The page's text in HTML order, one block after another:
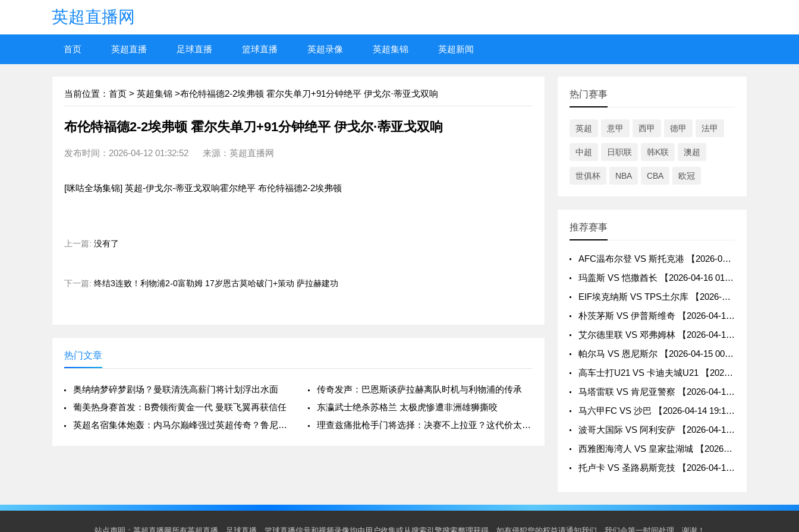
英超直播网
首页 英超直播 足球直播 篮球直播 英超录像 英超集锦 英超新闻
当前位置： 首页 > 英超集锦 >布伦特福德2-2埃弗顿 霍尔失单刀+91分钟绝平 伊戈尔·蒂亚戈双响
布伦特福德2-2埃弗顿 霍尔失单刀+91分钟绝平 伊戈尔·蒂亚戈双响
发布时间：2026-04-12 01:32:52 来源：英超直播网
[咪咕全场集锦] 英超-伊戈尔-蒂亚戈双响霍尔绝平 布伦特福德2-2埃弗顿
上一篇: 没有了
下一篇: 终结3连败！利物浦2-0富勒姆 17岁恩古莫哈破门+策动 萨拉赫建功
热门文章
奥纳纳梦碎梦剧场？曼联清洗高薪门将计划浮出水面
传奇发声：巴恩斯谈萨拉赫离队时机与利物浦的传承
葡美热身赛首发：B费领衔黄金一代 曼联飞翼再获信任
东瀛武士绝杀苏格兰 太极虎惨遭非洲雄狮撕咬
英超名宿集体炮轰：内马尔巅峰强过英超传奇？鲁尼基恩不留情面
理查兹痛批枪手门将选择：决赛不上拉亚？这代价太沉重
热门赛事
英超 意甲 西甲 德甲 法甲
中超 日职联 韩K联 澳超
世俱杯 NBA CBA 欧冠
推荐赛事
AFC温布尔登 VS 斯托克港 【2026-04-16 02:45:00】
玛盖斯 VS 恺撒酋长 【2026-04-16 01:30:00】
EIF埃克纳斯 VS TPS土尔库 【2026-04-15 23:30:00】
朴茨茅斯 VS 伊普斯维奇 【2026-04-15 03:00:00】
艾尔德里联 VS 邓弗姆林 【2026-04-15 02:45:00】
帕尔马 VS 恩尼斯尔 【2026-04-15 00:00:00】
高车士打U21 VS 卡迪夫城U21 【2026-04-14 20:00:00】
马塔雷联 VS 肯尼亚警察 【2026-04-14 20:00:00】
马六甲FC VS 沙巴 【2026-04-14 19:15:00】
波哥大国际 VS 阿利安萨 【2026-04-13 09:30:00】
西雅图海湾人 VS 皇家盐湖城 【2026-04-13 09:00:00】
托卢卡 VS 圣路易斯竞技 【2026-04-13 09:00:00】